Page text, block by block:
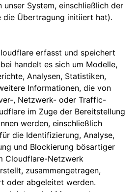
unser System, einschließlich der
die Übertragung initiiert hat).
erfasst und speichert
handelt es sich um Modelle,
Analysen, Statistiken,
Informationen, die von
, Netzwerk- oder Traffic-
im Zuge der Bereitstellung
werden, einschließlich
die Identifizierung, Analyse,
und Blockierung bösartiger
Cloudflare-Netzwerk
zusammengetragen,
oder abgeleitet werden.